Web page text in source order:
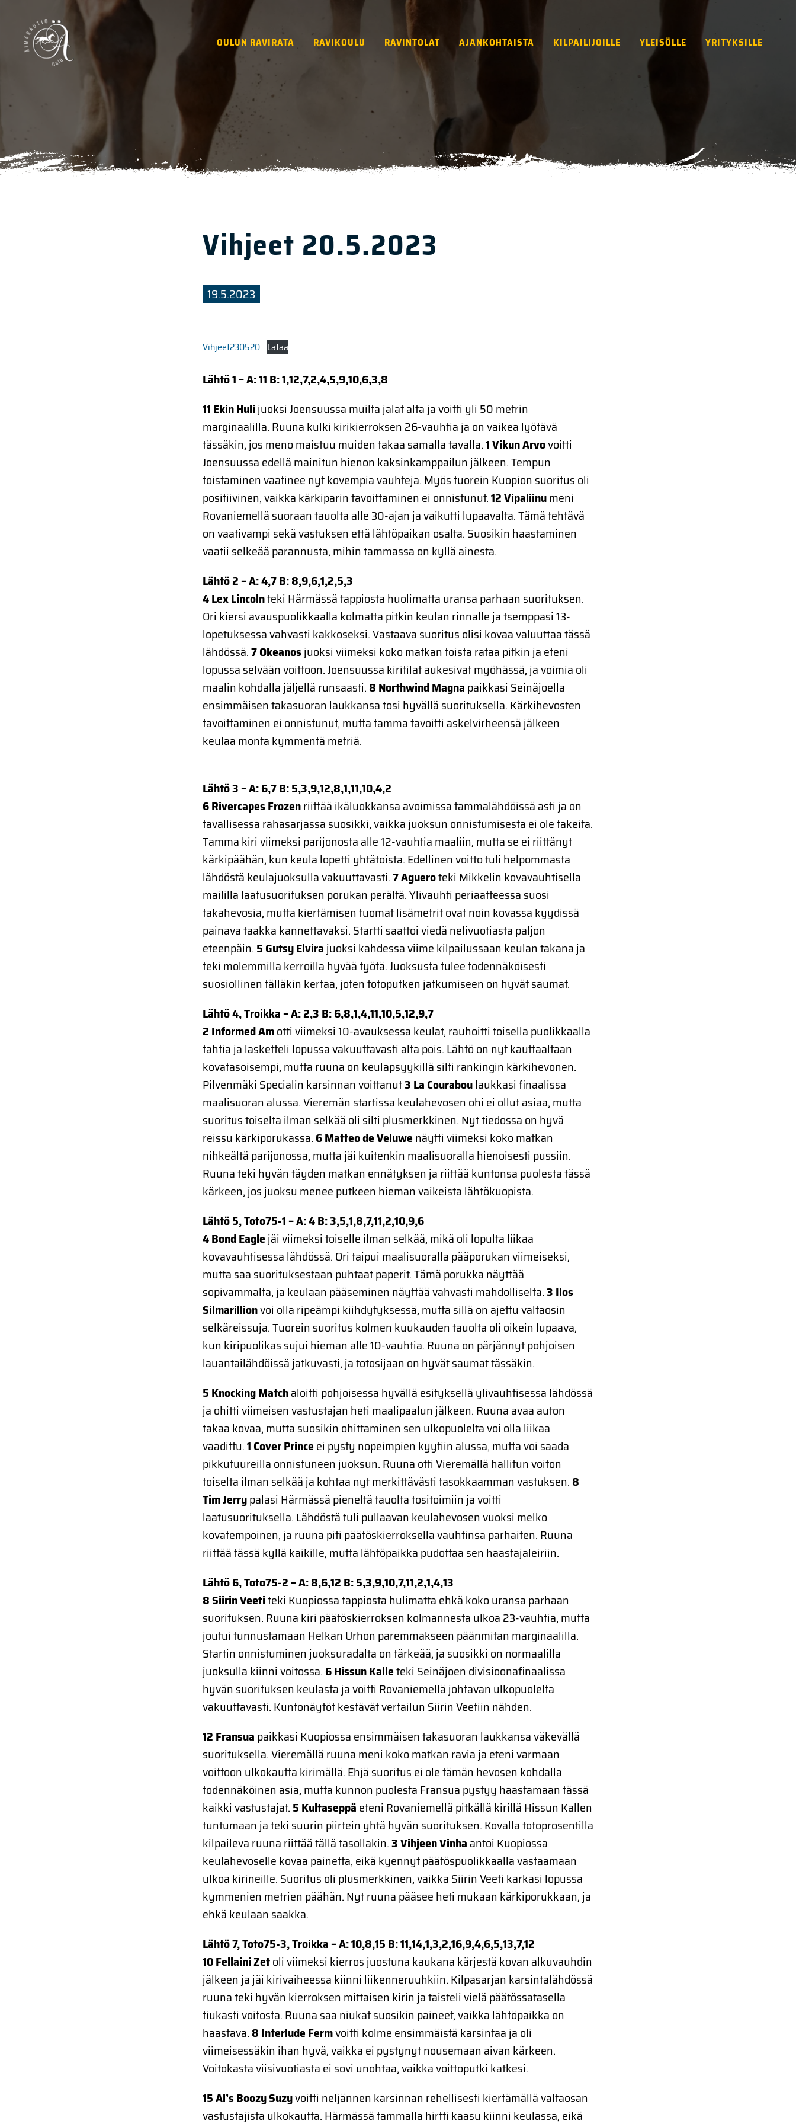
OULUN RAVIRATA RAVIKOULU RAVINTOLAT AJANKOHTAISTA KILPAILIJOILLE YLEISÖLLE YRITYKSILLE
Vihjeet 20.5.2023
19.5.2023
Vihjeet230520 Lataa
Lähtö 1 – A: 11 B: 1,12,7,2,4,5,9,10,6,3,8
11 Ekin Hulijuoksi Joensuussa muilta jalat alta ja voitti yli 50 metrin
marginaalilla. Ruuna kulki kirikierroksen 26-vauhtia ja on vaikea lyötävä
tässäkin, jos meno maistuu muiden takaa samalla tavalla.1 Vikun Arvovoitti
Joensuussa edellä mainitun hienon kaksinkamppailun jälkeen. Tempun
toistaminen vaatinee nyt kovempia vauhteja. Myös tuorein Kuopion suoritus oli
positiivinen, vaikka kärkiparin tavoittaminen ei onnistunut.12 Vipaliinumeni
Rovaniemellä suoraan tauolta alle 30-ajan ja vaikutti lupaavalta. Tämä tehtävä
on vaativampi sekä vastuksen että lähtöpaikan osalta. Suosikin haastaminen
vaatii selkeää parannusta, mihin tammassa on kyllä ainesta.
Lähtö 2 – A: 4,7 B: 8,9,6,1,2,5,3
4 Lex Lincolnteki Härmässä tappiosta huolimatta uransa parhaan suorituksen.
Ori kiersi avauspuolikkaalla kolmatta pitkin keulan rinnalle ja tsemppasi 13-
lopetuksessa vahvasti kakkoseksi. Vastaava suoritus olisi kovaa valuuttaa tässä
lähdössä.7 Okeanosjuoksi viimeksi koko matkan toista rataa pitkin ja eteni
lopussa selvään voittoon. Joensuussa kiritilat aukesivat myöhässä, ja voimia oli
maalin kohdalla jäljellä runsaasti.8 Northwind Magnapaikkasi Seinäjoella
ensimmäisen takasuoran laukkansa tosi hyvällä suorituksella. Kärkihevosten
tavoittaminen ei onnistunut, mutta tamma tavoitti askelvirheensä jälkeen
keulaa monta kymmentä metriä.
Lähtö 3 – A: 6,7 B: 5,3,9,12,8,1,11,10,4,2
6 Rivercapes Frozenriittää ikäluokkansa avoimissa tammalähdöissä asti ja on
tavallisessa rahasarjassa suosikki, vaikka juoksun onnistumisesta ei ole takeita.
Tamma kiri viimeksi parijonosta alle 12-vauhtia maaliin, mutta se ei riittänyt
kärkipäähän, kun keula lopetti yhtätoista. Edellinen voitto tuli helpommasta
lähdöstä keulajuoksulla vakuuttavasti.7 Agueroteki Mikkelin kovavauhtisella
maililla laatusuorituksen porukan perältä. Ylivauhti periaatteessa suosi
takahevosia, mutta kiertämisen tuomat lisämetrit ovat noin kovassa kyydissä
painava taakka kannettavaksi. Startti saattoi viedä nelivuotiasta paljon
eteenpäin.5 Gutsy Elvirajuoksi kahdessa viime kilpailussaan keulan takana ja
teki molemmilla kerroilla hyvää työtä. Juoksusta tulee todennäköisesti
suosiollinen tälläkin kertaa, joten totoputken jatkumiseen on hyvät saumat.
Lähtö 4, Troikka – A: 2,3 B: 6,8,1,4,11,10,5,12,9,7
2 Informed Amotti viimeksi 10-avauksessa keulat, rauhoitti toisella puolikkaalla
tahtia ja lasketteli lopussa vakuuttavasti alta pois. Lähtö on nyt kauttaaltaan
kovatasoisempi, mutta ruuna on keulapsyykillä silti rankingin kärkihevonen.
Pilvenmäki Specialin karsinnan voittanut3 La Couraboulaukkasi finaalissa
maalisuoran alussa. Vieremän startissa keulahevosen ohi ei ollut asiaa, mutta
suoritus toiselta ilman selkää oli silti plusmerkkinen. Nyt tiedossa on hyvä
reissu kärkiporukassa.6 Matteo de Veluwenäytti viimeksi koko matkan
nihkeältä parijonossa, mutta jäi kuitenkin maalisuoralla hienoisesti pussiin.
Ruuna teki hyvän täyden matkan ennätyksen ja riittää kuntonsa puolesta tässä
kärkeen, jos juoksu menee putkeen hieman vaikeista lähtökuopista.
Lähtö 5, Toto75-1 – A: 4 B: 3,5,1,8,7,11,2,10,9,6
4 Bond Eaglejäi viimeksi toiselle ilman selkää, mikä oli lopulta liikaa
kovavauhtisessa lähdössä. Ori taipui maalisuoralla pääporukan viimeiseksi,
mutta saa suorituksestaan puhtaat paperit. Tämä porukka näyttää
sopivammalta, ja keulaan pääseminen näyttää vahvasti mahdolliselta.3 Ilos
Silmarillionvoi olla ripeämpi kiihdytyksessä, mutta sillä on ajettu valtaosin
selkäreissuja. Tuorein suoritus kolmen kuukauden tauolta oli oikein lupaava,
kun kiripuolikas sujui hieman alle 10-vauhtia. Ruuna on pärjännyt pohjoisen
lauantailähdöissä jatkuvasti, ja totosijaan on hyvät saumat tässäkin.
5 Knocking Matchaloitti pohjoisessa hyvällä esityksellä ylivauhtisessa lähdössä
ja ohitti viimeisen vastustajan heti maalipaalun jälkeen. Ruuna avaa auton
takaa kovaa, mutta suosikin ohittaminen sen ulkopuolelta voi olla liikaa
vaadittu.1 Cover Princeei pysty nopeimpien kyytiin alussa, mutta voi saada
pikkutuureilla onnistuneen juoksun. Ruuna otti Vieremällä hallitun voiton
toiselta ilman selkää ja kohtaa nyt merkittävästi tasokkaamman vastuksen.8
Tim Jerrypalasi Härmässä pieneltä tauolta tositoimiin ja voitti
laatusuorituksella. Lähdöstä tuli pullaavan keulahevosen vuoksi melko
kovatempoinen, ja ruuna piti päätöskierroksella vauhtinsa parhaiten. Ruuna
riittää tässä kyllä kaikille, mutta lähtöpaikka pudottaa sen haastajaleiriin.
Lähtö 6, Toto75-2 – A: 8,6,12 B: 5,3,9,10,7,11,2,1,4,13
8 Siirin Veetiteki Kuopiossa tappiosta hulimatta ehkä koko uransa parhaan
suorituksen. Ruuna kiri päätöskierroksen kolmannesta ulkoa 23-vauhtia, mutta
joutui tunnustamaan Helkan Urhon paremmakseen päänmitan marginaalilla.
Startin onnistuminen juoksuradalta on tärkeää, ja suosikki on normaalilla
juoksulla kiinni voitossa.6 Hissun Kalleteki Seinäjoen divisioonafinaalissa
hyvän suorituksen keulasta ja voitti Rovaniemellä johtavan ulkopuolelta
vakuuttavasti. Kuntonäytöt kestävät vertailun Siirin Veetiin nähden.
12 Fransuapaikkasi Kuopiossa ensimmäisen takasuoran laukkansa väkevällä
suorituksella. Vieremällä ruuna meni koko matkan ravia ja eteni varmaan
voittoon ulkokautta kirimällä. Ehjä suoritus ei ole tämän hevosen kohdalla
todennäköinen asia, mutta kunnon puolesta Fransua pystyy haastamaan tässä
kaikki vastustajat.5 Kultaseppäeteni Rovaniemellä pitkällä kirillä Hissun Kallen
tuntumaan ja teki suurin piirtein yhtä hyvän suorituksen. Kovalla totoprosentilla
kilpaileva ruuna riittää tällä tasollakin.3 Vihjeen Vinhaantoi Kuopiossa
keulahevoselle kovaa painetta, eikä kyennyt päätöspuolikkaalla vastaamaan
ulkoa kirineille. Suoritus oli plusmerkkinen, vaikka Siirin Veeti karkasi lopussa
kymmenien metrien päähän. Nyt ruuna pääsee heti mukaan kärkiporukkaan, ja
ehkä keulaan saakka.
Lähtö 7, Toto75-3, Troikka – A: 10,8,15 B: 11,14,1,3,2,16,9,4,6,5,13,7,12
10 Fellaini Zetoli viimeksi kierros juostuna kaukana kärjestä kovan alkuvauhdin
jälkeen ja jäi kirivaiheessa kiinni liikenneruuhkiin. Kilpasarjan karsintalähdössä
ruuna teki hyvän kierroksen mittaisen kirin ja taisteli vielä päätössatasella
tiukasti voitosta. Ruuna saa niukat suosikin paineet, vaikka lähtöpaikka on
haastava.8 Interlude Fermvoitti kolme ensimmäistä karsintaa ja oli
viimeisessäkin ihan hyvä, vaikka ei pystynyt nousemaan aivan kärkeen.
Voitokasta viisivuotiasta ei sovi unohtaa, vaikka voittoputki katkesi.
15 Al’s Boozy Suzyvoitti neljännen karsinnan rehellisesti kiertämällä valtaosan
vastustajista ulkokautta. Härmässä tammalla hirtti kaasu kiinni keulassa, eikä